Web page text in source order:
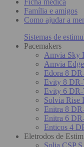
Família e amigos
Como ajudar a
Sistemas de
Pacemakers
Amvia Sky
Amvia
Edora 8
Evity 8
Evity 6
Solvia Rise
Enitra 8
Enitra 6
Enticos 4
Eletrodos de
Solia CSP S